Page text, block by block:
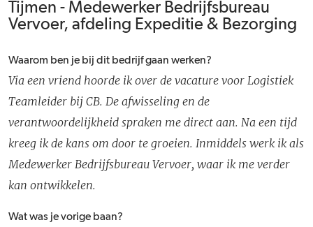
Tijmen - Medewerker Bedrijfsbureau
Vervoer, afdeling Expeditie & Bezorging
Waarom ben je bij dit bedrijf gaan werken?
Via een vriend hoorde ik over de vacature voor Logistiek
Teamleider bij CB. De afwisseling en de
verantwoordelijkheid spraken me direct aan. Na een tijd
kreeg ik de kans om door te groeien. Inmiddels werk ik als
Medewerker Bedrijfsbureau Vervoer, waar ik me verder
kan ontwikkelen.
Wat was je vorige baan?